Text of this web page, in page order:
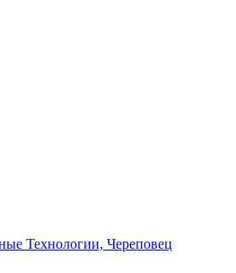
Технологии, Череповец